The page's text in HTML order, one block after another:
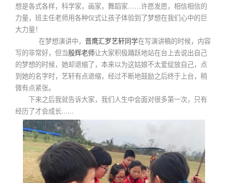
想是各式各样，科学家，画家，舞蹈家……许愿发愿，相信相信的
力量，班主任老师用各种仪式让孩子体验到了梦想在我们心中的巨
大力量！
在梦想演讲中，晋鹰汇罗艺轩同学在写演讲稿的时候，内容
写的非常好，但当殷辉老师让大家积极踊跃地站在台上去说出自己
的梦想的时候，她却退缩了，本来以为这姑娘不太爱绽放自己，点
到她的名字时，艺轩有点退缩，经过不断地鼓励之后终于上台，稍
微有点紧张。
下来之后我就告诉大家，我们人生中会面对很多第一次，只有
经历了才会成长......